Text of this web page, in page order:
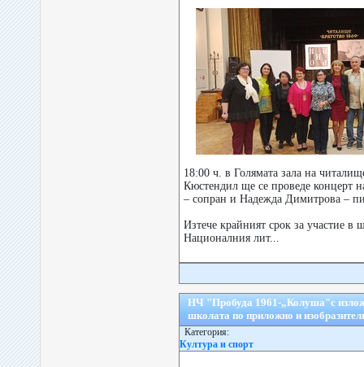
18:00 ч. в Голямата зала на
Кюстендил ще се проведе концерт
– сопран и Надежда Димитрова –
Изтече крайният срок за участие в
Националния лит...
НЧ "Пробуда 1961-„Колуша"с
школата по приложно и
Категория:
Култура и спорт